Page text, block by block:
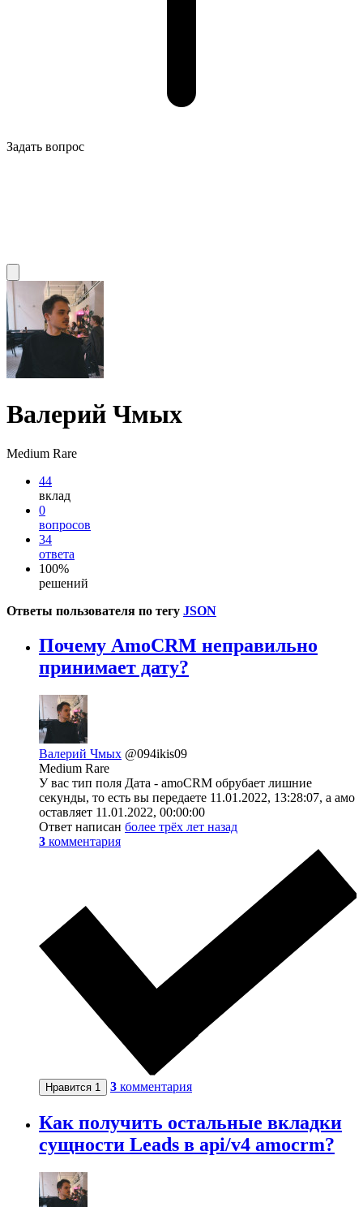
Задать вопрос
Валерий Чмых
Medium Rare
44
вклад
0
вопросов
34
ответа
100%
решений
Ответы пользователя по тегу JSON
Почему AmoCRM неправильно
принимает дату?
Валерий Чмых @094ikis09
Medium Rare
У вас тип поля Дата - amoCRM обрубает лишние
секунды, то есть вы передаете 11.01.2022, 13:28:07, а амо
оставляет 11.01.2022, 00:00:00
Ответ написан более трёх лет назад
3 комментария
Нравится 1 3 комментария
Как получить остальные вкладки
сущности Leads в api/v4 amocrm?